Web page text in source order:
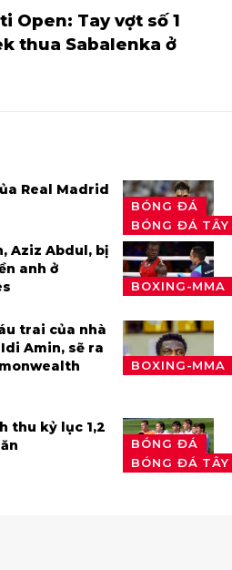
Open: Tay vợt số 1
thua Sabalenka ở
BÓNG ĐÁ
BÓNG ĐÁ
Real Madrid
BOXING-MMA
Aziz Abdul, bị
anh ở
BOXING-MMA
trai của nhà
Amin, sẽ ra
BÓNG ĐÁ
BÓNG ĐÁ
thu kỷ lục 1,2